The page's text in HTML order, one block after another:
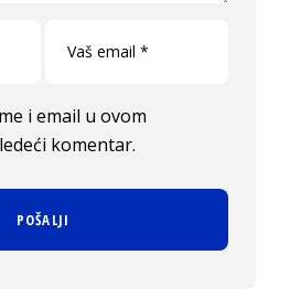
i email u ovom
komentar.